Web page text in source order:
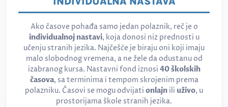
Ako časove pohađa samo jedan polaznik, reč je o
individualnoj nastavi, koja donosi niz prednosti u
učenju stranih jezika. Najčešće je biraju oni koji imaju
malo slobodnog vremena, a ne žele da odustanu od
izabranog kursa. Nastavni fond iznosi 40 školskih
časova, sa terminima i tempom skrojenim prema
polazniku. Časovi se mogu odvijati onlajn ili uživo, u
prostorijama škole stranih jezika.